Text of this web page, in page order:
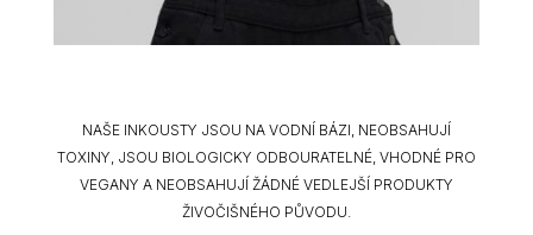
NAŠE INKOUSTY JSOU NA VODNÍ BÁZI, NEOBSAHUJÍ
TOXINY, JSOU BIOLOGICKY ODBOURATELNÉ, VHODNÉ PRO
VEGANY A NEOBSAHUJÍ ŽÁDNÉ VEDLEJŠÍ PRODUKTY
ŽIVOČIŠNÉHO PŮVODU.